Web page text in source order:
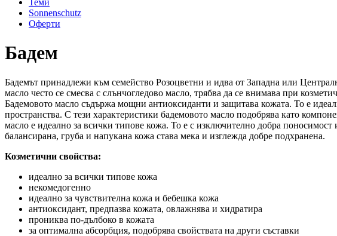
Теми
Sonnenschutz
Оферти
Бадем
Бадемът принадлежи към семейство Розоцветни и идва от Западна или
масло често се смесва с слънчогледово масло, трябва да се внимава при
Бадемовото масло съдържа мощни антиоксиданти и защитава кожата. То е
пространства. С тези характеристики бадемовото масло подобрява като
масло е идеално за всички типове кожа. То е с изключително добра
балансирана, груба и напукана кожа става мека и изглежда добре подхранена.
Козметични свойства:
идеално за всички типове кожа
некомедогенно
идеално за чувствителна кожа и бебешка кожа
антиоксидант, предпазва кожата, овлажнява и хидратира
прониква по-дълбоко в кожата
за оптимална абсорбция, подобрява свойствата на други съставки